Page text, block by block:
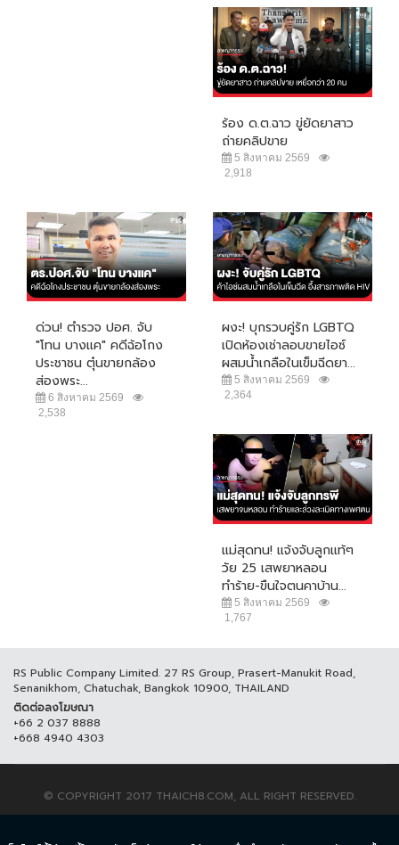
ร้อง ด.ต.ฉาว ขู่ยัดยาสาว
ถ่ายคลิปขาย
5 สิงหาคม 2569
2,918
ด่วน! ตำรวจ ปอศ. จับ
"โทน บางแค" คดีฉ้อโกง
ประชาชน ตุ๋นขายกล้อง
ส่องพระ...
6 สิงหาคม 2569
2,538
ผงะ! บุกรวบคู่รัก LGBTQ
เปิดห้องเช่าลอบขายไอซ์
ผสมน้ำเกลือในเข็มฉีดยา...
5 สิงหาคม 2569
2,364
แม่สุดทน! แจ้งจับลูกแท้ๆ
วัย 25 เสพยาหลอน
ทำร้าย-ขืนใจตนคาบ้าน...
5 สิงหาคม 2569
1,767
RS Public Company Limited. 27 RS Group, Prasert-Manukit Road,
Senanikhom, Chatuchak, Bangkok 10900, THAILAND
ติดต่อลงโฆษณา
+66 2 037 8888
+668 4940 4303
© COPYRIGHT 2017 THAICH8.COM, ALL RIGHT RESERVED.